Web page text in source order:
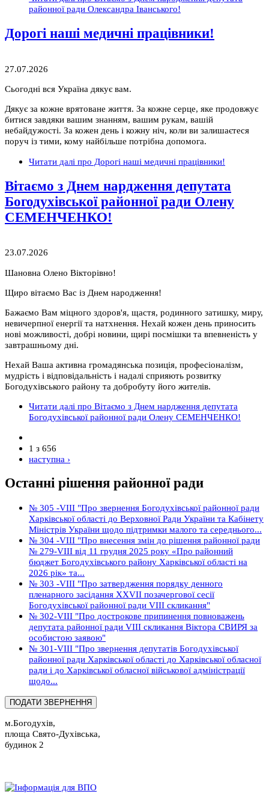
районної ради Олександра Іванського!
Дорогі наші медичні працівники!
27.07.2026
Сьогодні вся Україна дякує вам.
Дякує за кожне врятоване життя. За кожне серце, яке продовжує
битися завдяки вашим знанням, вашим рукам, вашій
небайдужості. За кожен день і кожну ніч, коли ви залишаєтеся
поруч із тими, кому найбільше потрібна допомога.
Читати далі про Дорогі наші медичні працівники!
Вітаємо з Днем нардження депутата
Богодухівської районної ради Олену
СЕМЕНЧЕНКО!
23.07.2026
Шановна Олено Вікторівно!
Щиро вітаємо Вас із Днем народження!
Бажаємо Вам міцного здоров'я, щастя, родинного затишку, миру,
невичерпної енергії та натхнення. Нехай кожен день приносить
нові можливості, добрі новини, щирі посмішки та впевненість у
завтрашньому дні.
Нехай Ваша активна громадянська позиція, професіоналізм,
мудрість і відповідальність і надалі сприяють розвитку
Богодухівського району та добробуту його жителів.
Читати далі про Вітаємо з Днем нардження депутата
Богодухівської районної ради Олену СЕМЕНЧЕНКО!
1 з 656
наступна ›
Останні рішення районної ради
№ 305 -VІІІ "Про звернення Богодухівської районної ради
Харківської області до Верховної Ради України та Кабінету
Міністрів України щодо підтримки малого та середнього...
№ 304 -VІІІ "Про внесення змін до рішення районної ради
№ 279-VІІІ від 11 грудня 2025 року «Про районний
бюджет Богодухівського району Харківської області на
2026 рік» та...
№ 303 -VІІІ "Про затвердження порядку денного
пленарного засідання ХХVІІ позачергової сесії
Богодухівської районної ради VІІІ скликання"
№ 302-VІІІ "Про дострокове припинення повноважень
депутата районної ради VІІІ скликання Віктора СВИРЯ за
особистою заявою"
№ 301-VІІІ "Про звернення депутатів Богодухівської
районної ради Харківської області до Харківської обласної
ради і до Харківської обласної військової адміністрації
щодо...
м.Богодухів,
площа Свято-Духівська,
будинок 2